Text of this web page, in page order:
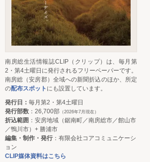
南房総生活情報誌CLIP（クリップ）は、毎月第
2・第4土曜日に発行されるフリーペーパーです。
南房総（安房郡）全域への新聞折込のほか、所定
の配布スポット にも設置しています。
発行日： 毎月第2・第4土曜日
発行部数 ：26,700部 （2026年7月現在）
折込範囲 ：安房地域（鋸南町／南房総市／館山市
／鴨川市）+ 勝浦市
編集・制作・発行：有限会社コアコミュニケーシ
ョン
CLIP媒体資料はこちら